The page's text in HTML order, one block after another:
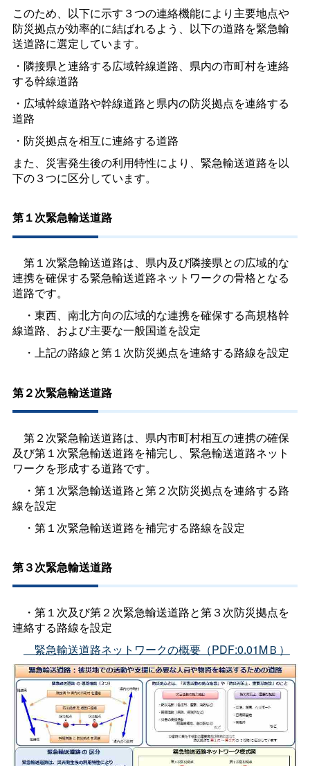
このため、以下に示す３つの連絡機能により主要地点や
防災拠点が効率的に結ばれるよう、以下の道路を緊急輸
送道路に選定しています。
・隣接県と連絡する広域幹線道路、県内の市町村を連絡
する幹線道路
・広域幹線道路や幹線道路と県内の防災拠点を連絡する
道路
・防災拠点を相互に連絡する道路
また、災害発生後の利用特性により、緊急輸送道路を以
下の３つに区分しています。
第１次緊急輸送道路
第１次緊急輸送道路は、県内及び隣接県との広域的な
連携を確保する緊急輸送道路ネットワークの骨格となる
道路です。
・東西、南北方向の広域的な連携を確保する高規格幹
線道路、および主要な一般国道を設定
・上記の路線と第１次防災拠点を連絡する路線を設定
第２次緊急輸送道路
第２次緊急輸送道路は、県内市町村相互の連携の確保
及び第１次緊急輸送道路を補完し、緊急輸送道路ネット
ワークを形成する道路です。
・第１次緊急輸送道路と第２次防災拠点を連絡する路
線を設定
・第１次緊急輸送道路を補完する路線を設定
第３次緊急輸送道路
・第１次及び第２次緊急輸送道路と第３次防災拠点を
連絡する路線を設定
緊急輸送道路ネットワークの概要（PDF:0.01MＢ）